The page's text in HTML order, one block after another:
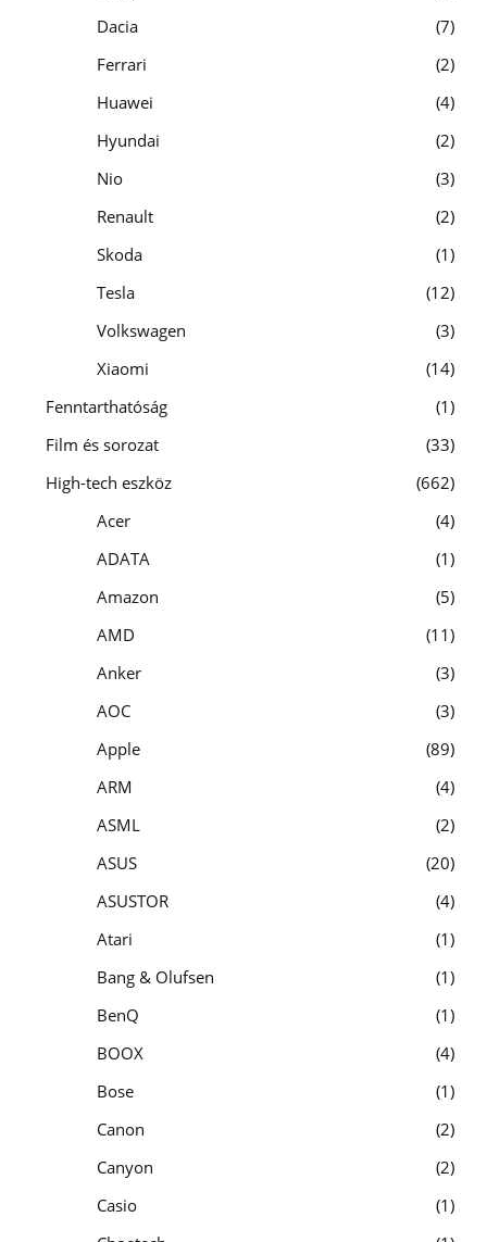
Dacia
7
Ferrari
2
Huawei
4
Hyundai
2
Nio
3
Renault
2
Skoda
1
Tesla
12
Volkswagen
3
Xiaomi
14
Fenntarthatóság
1
Film és sorozat
33
High-tech eszköz
662
Acer
4
ADATA
1
Amazon
5
AMD
11
Anker
3
AOC
3
Apple
89
ARM
4
ASML
2
ASUS
20
ASUSTOR
4
Atari
1
Bang & Olufsen
1
BenQ
1
BOOX
4
Bose
1
Canon
2
Canyon
2
Casio
1